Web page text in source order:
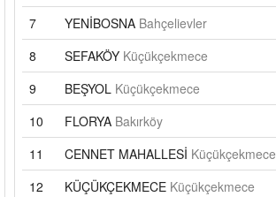
7 YENİBOSNA Bahçelievler
8
SEFAKÖY Küçükçekmece
9
BEŞYOL Küçükçekmece
10
FLORYA Bakırköy
11
CENNET MAHALLESİ Küçükçekmece
12
KÜÇÜKÇEKMECE Küçükçekmece